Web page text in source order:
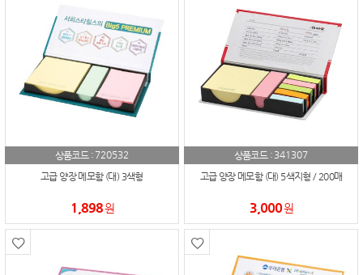
상품코드 : 720532
고급 양장 메모함 (대) 3색형
1,898원
상품코드 : 341307
고급 양장 메모함 (대) 5색지형 / 200매
3,000원